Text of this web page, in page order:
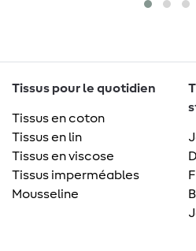
Tissus pour le quotidien
Tissus en coton
Tissus en lin
Tissus en viscose
Tissus imperméables
Mousseline